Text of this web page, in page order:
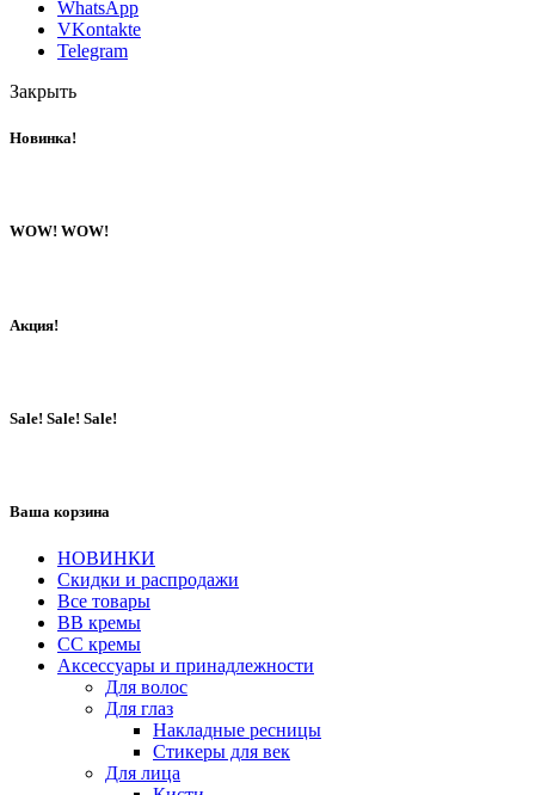
WhatsApp
VKontakte
Telegram
Закрыть
Новинка!
WOW! WOW!
Акция!
Sale! Sale! Sale!
Ваша корзина
НОВИНКИ
Скидки и распродажи
Все товары
BB кремы
CC кремы
Аксессуары и принадлежности
Для волос
Для глаз
Накладные ресницы
Стикеры для век
Для лица